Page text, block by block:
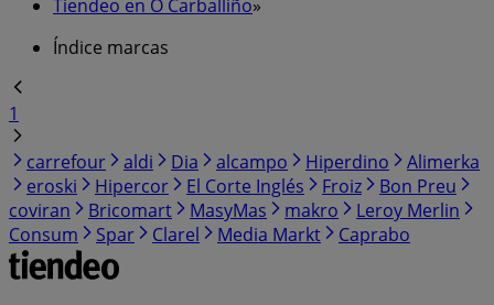
Tiendeo en O Carballiño»
Índice marcas
1
carrefour
aldi Dia alcampo Hiperdino
Alimerka
eroski
Hipercor El Corte Inglés Froiz
Bon Preu
coviran
Bricomart MasyMas makro
Leroy Merlin
Consum
Spar Clarel Media Markt Caprabo